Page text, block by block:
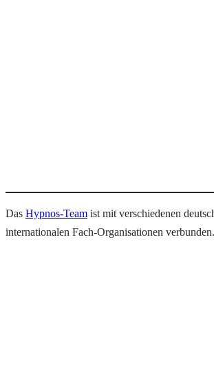
Das Hypnos-Team ist mit verschiedenen
internationalen Fach-Organisationen verbunden.